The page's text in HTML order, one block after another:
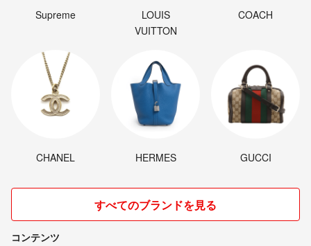
Supreme
LOUIS
VUITTON
COACH
CHANEL HERMES GUCCI
すべてのブランドを見る
コンテンツ